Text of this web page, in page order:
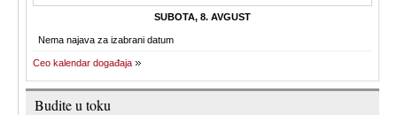
SUBOTA, 8. AVGUST
Nema najava za izabrani datum
Ceo kalendar događaja
Budite u toku